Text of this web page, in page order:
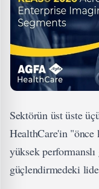
Sektörün üst üste
HealthCare'in "önce
yüksek
güçlendirmedeki